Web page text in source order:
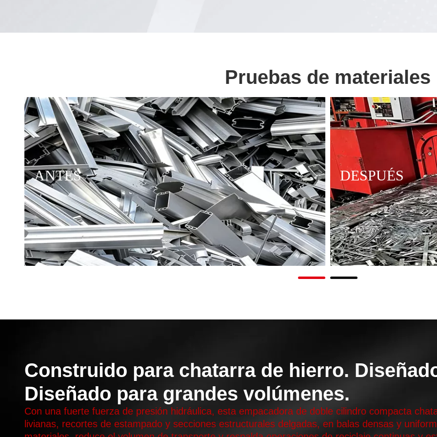
Pruebas de materiales
ANTES DESPUÉS
Construido para chatarra de hierro.
Diseñado para grandes volúmenes.
Con una fuerte fuerza de presión hidráulica, esta empacadora de doble cilindro compacta
livianas, recortes de estampado y secciones estructurales delgadas, en balas densas y